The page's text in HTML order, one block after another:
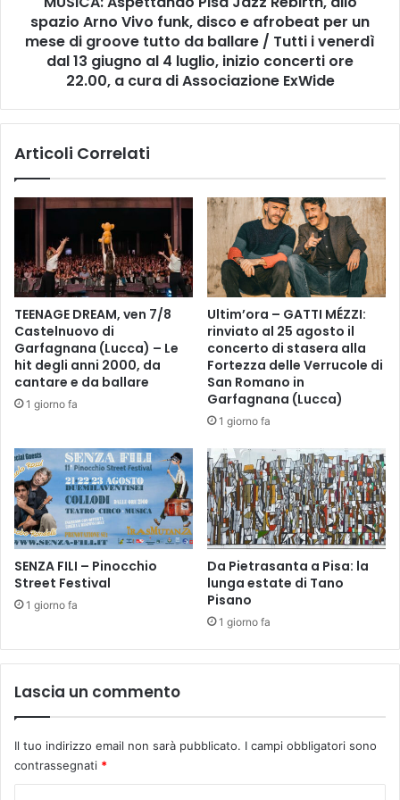
s
g
i
m
u
n
a
l
e
d
P
a
z
z
R
e
b
i
h
a
l
l
o
s
p
a
z
i
o
V
v
o
f
spazio Arno Vivo funk, disco e afrobeat per un
mese di groove tutto da ballare / Tutti i venerdì
dal 13 giugno al 4 luglio, inizio concerti ore
22.00, a cura di Associazione ExWide
Articoli Correlati
TEENAGE DREAM, ven 7/8
Castelnuovo di
Garfagnana (Lucca) – Le
hit degli anni 2000, da
cantare e da ballare
1 giorno fa
Ultim’ora – GATTI MÉZZI:
rinviato al 25 agosto il
concerto di stasera alla
Fortezza delle Verrucole di
San Romano in
Garfagnana (Lucca)
1 giorno fa
SENZA FILI – Pinocchio
Street Festival
1 giorno fa
Da Pietrasanta a Pisa: la
lunga estate di Tano
Pisano
1 giorno fa
Lascia un commento
Il tuo indirizzo email non sarà pubblicato. I campi obbligatori sono
contrassegnati *